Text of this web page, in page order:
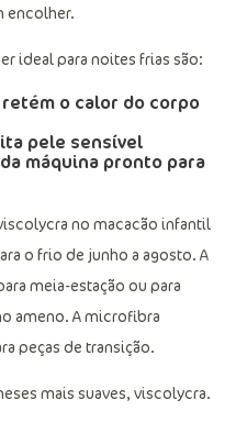
encolher.
ideal para noites frias são:
o calor do corpo
pele sensível
máquina pronto para
no macacão infantil
o frio de junho a agosto. A
meia-estação ou para
ameno. A microfibra
peças de transição.
mais suaves, viscolycra.